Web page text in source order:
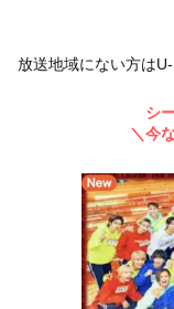
放送地域にない方は
シ
＼今